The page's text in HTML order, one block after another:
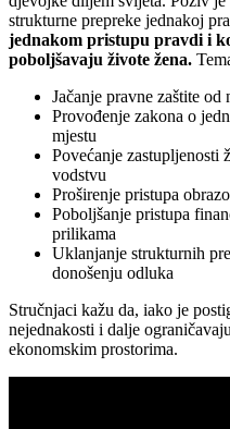
strukturne prepreke jednakoj
jednakom pristupu pravdi i
poboljšavaju živote žena.
Jačanje pravne zaštite od
Provođenje zakona o
mjestu
Povećanje
vodstvu
Proširenje pristupa
Poboljšanje pristupa
prilikama
Uklanjanje strukturnih
donošenju odluka
Stručnjaci kažu da, iako je
nejednakosti i dalje
ekonomskim prostorima.